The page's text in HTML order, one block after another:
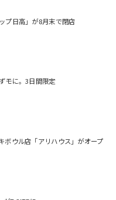
プ日高」が8月末で閉店
モに。3日間限定
ボウル店「アリハウス」がオープ